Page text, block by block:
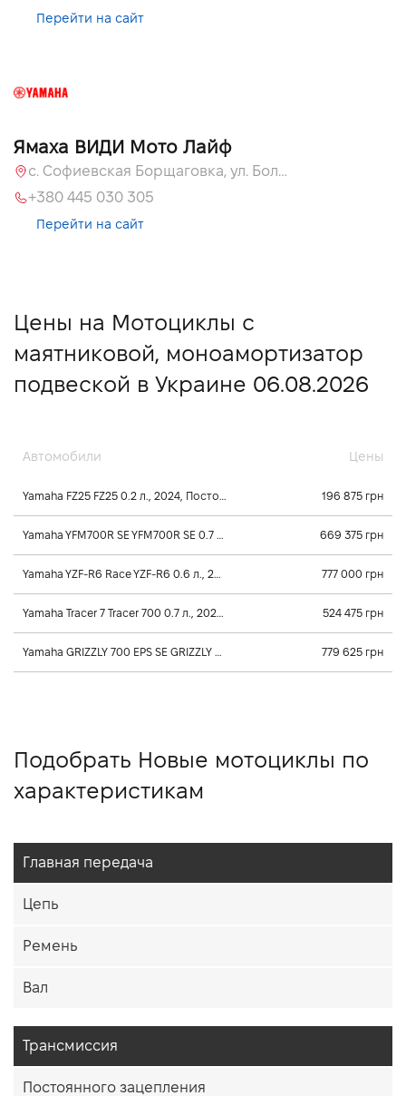
Перейти на сайт
Ямаха ВИДИ Мото Лайф
с. Софиевская Борщаговка, ул. Большая Кольцевая, 58
+380 445 030 305
Перейти на сайт
Цены на Мотоциклы с
маятниковой, моноамортизатор
подвеской в Украине 06.08.2026
Автомобили Цены
Yamaha FZ25 FZ25 0.2 л., 2024, Постоянного зацепления 196 875 грн
Yamaha YFM700R SE YFM700R SE 0.7 л., 2026, Механика 669 375 грн
Yamaha YZF-R6 Race YZF-R6 0.6 л., 2025, Постоянного зацепления 777 000 грн
Yamaha Tracer 7 Tracer 700 0.7 л., 2025, Постоянного зацепления 524 475 грн
Yamaha GRIZZLY 700 EPS SE GRIZZLY 700 EPS SE 0.7 л., 2026, Клиноременный вариатор Ultramatic 779 625 грн
Подобрать Новые мотоциклы по
характеристикам
Главная передача
Цепь
Ремень
Вал
Трансмиссия
Постоянного зацепления